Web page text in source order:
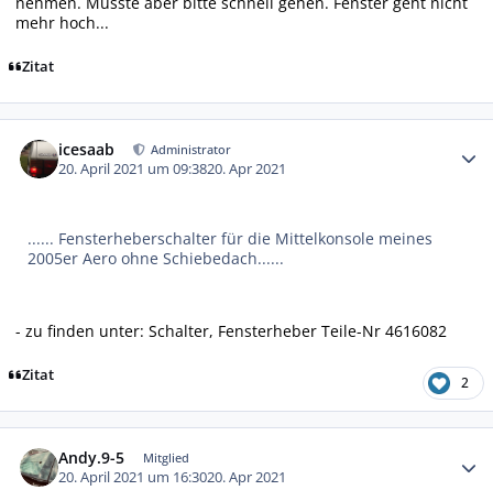
mehr hoch...
Zitat
icesaab Administrator
20. April 2021 um 09:3820. Apr 2021
...... Fensterheberschalter für die Mittelkonsole meines
2005er Aero ohne Schiebedach......
- zu finden unter: Schalter, Fensterheber Teile-Nr 4616082
Zitat 2
Andy.9-5 Mitglied
20. April 2021 um 16:3020. Apr 2021